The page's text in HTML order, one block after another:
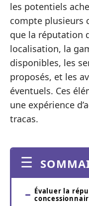
les potentiels
compte plusieurs
que la réputation
localisation, la
disponibles, les
proposés, et les
éventuels. Ces
une expérience
tracas.
Évaluer la